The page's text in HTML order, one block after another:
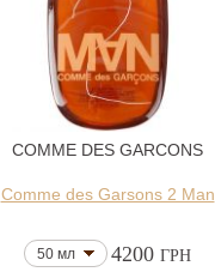
COMME DES GARCONS
Comme des Garsons 2 Man
50 мл 4200 ГРН